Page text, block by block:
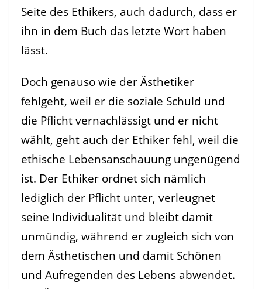
Seite des Ethikers, auch dadurch, dass er
ihn in dem Buch das letzte Wort haben
lässt.
Doch genauso wie der Ästhetiker
fehlgeht, weil er die soziale Schuld und
die Pflicht vernachlässigt und er nicht
wählt, geht auch der Ethiker fehl, weil die
ethische Lebensanschauung ungenügend
ist. Der Ethiker ordnet sich nämlich
lediglich der Pflicht unter, verleugnet
seine Individualität und bleibt damit
unmündig, während er zugleich sich von
dem Ästhetischen und damit Schönen
und Aufregenden des Lebens abwendet.